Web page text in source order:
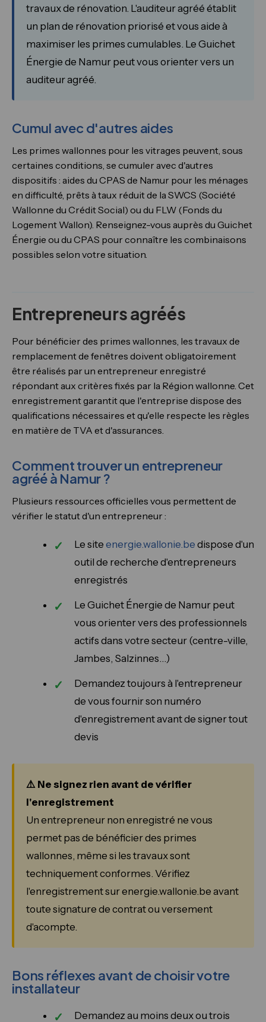
travaux de rénovation. L'auditeur agréé établit
un plan de rénovation priorisé et vous aide à
maximiser les primes cumulables. Le Guichet
Énergie de Namur peut vous orienter vers un
auditeur agréé.
Cumul avec d'autres aides
Les primes wallonnes pour les vitrages peuvent, sous
certaines conditions, se cumuler avec d'autres
dispositifs : aides du CPAS de Namur pour les ménages
en difficulté, prêts à taux réduit de la SWCS (Société
Wallonne du Crédit Social) ou du FLW (Fonds du
Logement Wallon). Renseignez-vous auprès du Guichet
Énergie ou du CPAS pour connaître les combinaisons
possibles selon votre situation.
Entrepreneurs agréés
Pour bénéficier des primes wallonnes, les travaux de
remplacement de fenêtres doivent obligatoirement
être réalisés par un entrepreneur enregistré
répondant aux critères fixés par la Région wallonne. Cet
enregistrement garantit que l'entreprise dispose des
qualifications nécessaires et qu'elle respecte les règles
en matière de TVA et d'assurances.
Comment trouver un entrepreneur
agréé à Namur ?
Plusieurs ressources officielles vous permettent de
vérifier le statut d'un entrepreneur :
Le site energie.wallonie.be dispose d'un
outil de recherche d'entrepreneurs
enregistrés
Le Guichet Énergie de Namur peut
vous orienter vers des professionnels
actifs dans votre secteur (centre-ville,
Jambes, Salzinnes…)
Demandez toujours à l'entrepreneur
de vous fournir son numéro
d'enregistrement avant de signer tout
devis
⚠️ Ne signez rien avant de vérifier
l'enregistrement
Un entrepreneur non enregistré ne vous
permet pas de bénéficier des primes
wallonnes, même si les travaux sont
techniquement conformes. Vérifiez
l'enregistrement sur energie.wallonie.be avant
toute signature de contrat ou versement
d'acompte.
Bons réflexes avant de choisir votre
installateur
Demandez au moins deux ou trois